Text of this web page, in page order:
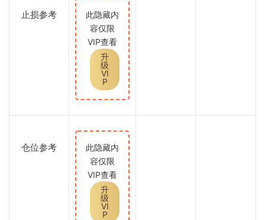
止损参考
此隐藏内
容仅限
VIP查看
升
级
VI
P
仓位参考
此隐藏内
容仅限
VIP查看
升
级
VI
P